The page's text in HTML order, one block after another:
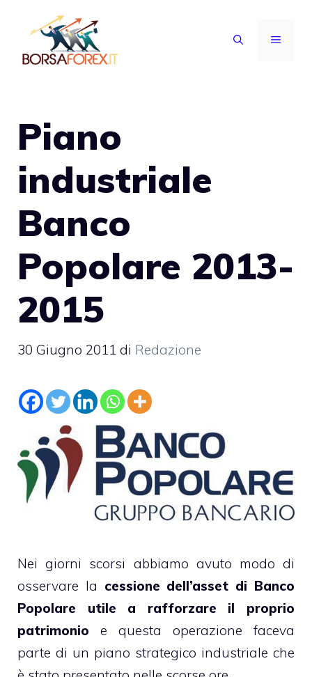
contenuto
MENU
Piano
industriale
Banco
Popolare 2013-
2015
30 Giugno 2011 di Redazione
Nei giorni scorsi abbiamo avuto modo di
osservare la cessione dell’asset di Banco
Popolare utile a rafforzare il proprio
patrimonio e questa operazione faceva
parte di un piano strategico industriale che